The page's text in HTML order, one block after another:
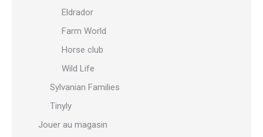
Eldrador
Farm World
Horse club
Wild Life
Sylvanian Families
Tinyly
Jouer au magasin